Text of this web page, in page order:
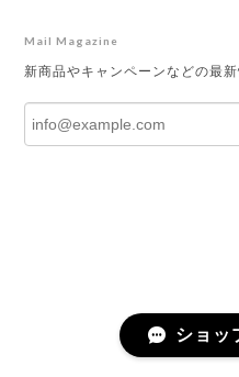
Mail Magazine
新商品やキャンペーンなどの最
ショッ